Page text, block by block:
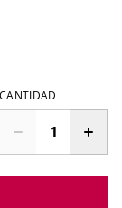
CANTIDAD